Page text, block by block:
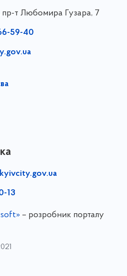
пр-т Любомира Гузара, 7
59-40
13
– розробник порталу